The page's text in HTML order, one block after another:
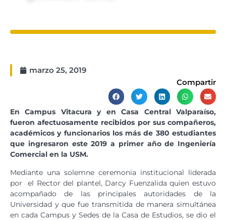
marzo 25, 2019
Compartir
En Campus Vitacura y en Casa Central Valparaíso,
fueron afectuosamente recibidos por sus compañeros,
académicos y funcionarios los más de 380 estudiantes
que ingresaron este 2019 a primer año de Ingeniería
Comercial en la USM.
Mediante una solemne ceremonia institucional liderada
por el Rector del plantel, Darcy Fuenzalida quien estuvo
acompañado de las principales autoridades de la
Universidad y que fue transmitida de manera simultánea
en cada Campus y Sedes de la Casa de Estudios, se dio el